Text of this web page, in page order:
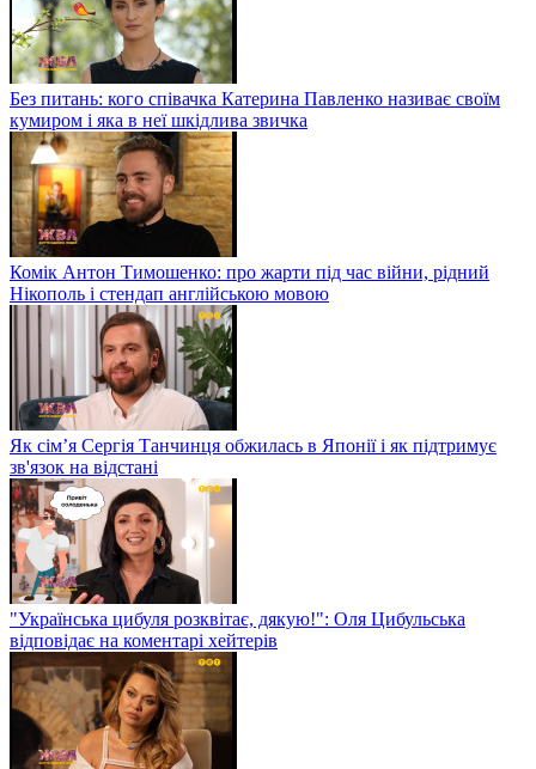
Без питань: кого співачка Катерина Павленко називає своїм
кумиром і яка в неї шкідлива звичка
Комік Антон Тимошенко: про жарти під час війни, рідний
Нікополь і стендап англійською мовою
Як сім’я Сергія Танчинця обжилась в Японії і як підтримує
зв'язок на відстані
"Українська цибуля розквітає, дякую!": Оля Цибульська
відповідає на коментарі хейтерів